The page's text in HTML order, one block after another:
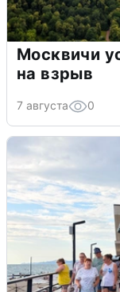
Москвичи
на взрыв
7 августа 0